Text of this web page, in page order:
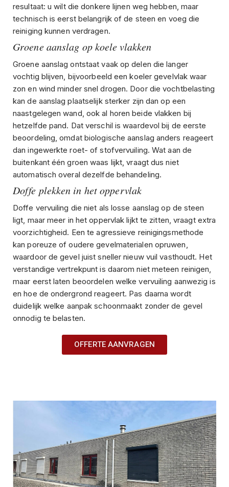
resultaat: u wilt die donkere lijnen weg hebben, maar
technisch is eerst belangrijk of de steen en voeg die
reiniging kunnen verdragen.
Groene aanslag op koele vlakken
Groene aanslag ontstaat vaak op delen die langer
vochtig blijven, bijvoorbeeld een koeler gevelvlak waar
zon en wind minder snel drogen. Door die vochtbelasting
kan de aanslag plaatselijk sterker zijn dan op een
naastgelegen wand, ook al horen beide vlakken bij
hetzelfde pand. Dat verschil is waardevol bij de eerste
beoordeling, omdat biologische aanslag anders reageert
dan ingewerkte roet- of stofvervuiling. Wat aan de
buitenkant één groen waas lijkt, vraagt dus niet
automatisch overal dezelfde behandeling.
Doffe plekken in het oppervlak
Doffe vervuiling die niet als losse aanslag op de steen
ligt, maar meer in het oppervlak lijkt te zitten, vraagt extra
voorzichtigheid. Een te agressieve reinigingsmethode
kan poreuze of oudere gevelmaterialen opruwen,
waardoor de gevel juist sneller nieuw vuil vasthoudt. Het
verstandige vertrekpunt is daarom niet meteen reinigen,
maar eerst laten beoordelen welke vervuiling aanwezig is
en hoe de ondergrond reageert. Pas daarna wordt
duidelijk welke aanpak schoonmaakt zonder de gevel
onnodig te belasten.
OFFERTE AANVRAGEN